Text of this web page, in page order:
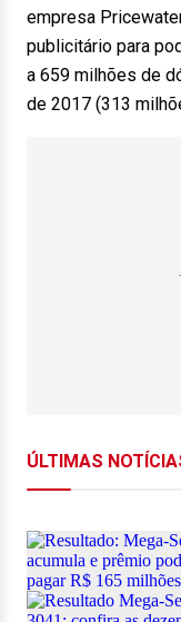
empresa
publicitário para
a 659 milhões de
de 2017 (313